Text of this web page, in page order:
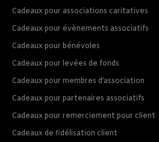
Cadeaux pour associations caritatives
Cadeaux pour évènements associatifs
Cadeaux pour bénévoles
Cadeaux pour levées de fonds
Cadeaux pour membres d’association
Cadeaux pour partenaires associatifs
Cadeaux pour remerciement pour client
Cadeaux de fidélisation client